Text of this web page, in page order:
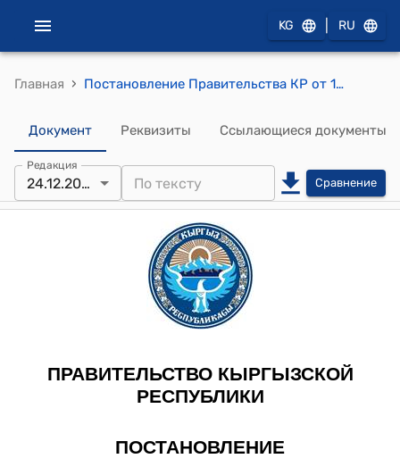
KG RU
Главная › Постановление Правительства КР от 18 февраля 2013 года № 79 "О внесении изменений и дополнений в некоторые решения Правительства Кыргызской Республики"
Документ Реквизиты Ссылающиеся документы
Редакция
24.12.2021 Сравнение